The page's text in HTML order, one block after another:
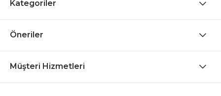
Kategoriler
Öneriler
Müşteri Hizmetleri